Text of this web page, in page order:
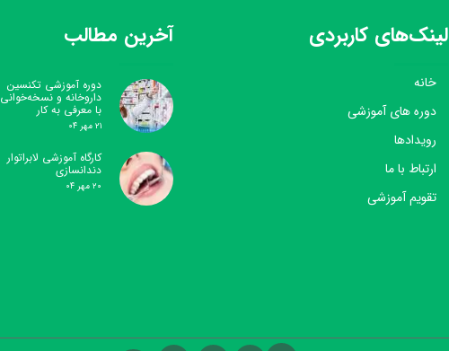
لینک‌های کاربردی
خانه
دوره های آموزشی
رویدادها
ارتباط با ما
تقویم آموزشی
آخرین مطالب
دوره آموزشی تکنسین
داروخانه و نسخه‌خوانی
با معرفی به کار
۲۱ مهر ۰۴
کارگاه آموزشی لابراتوار
دندانسازی
۲۰ مهر ۰۴